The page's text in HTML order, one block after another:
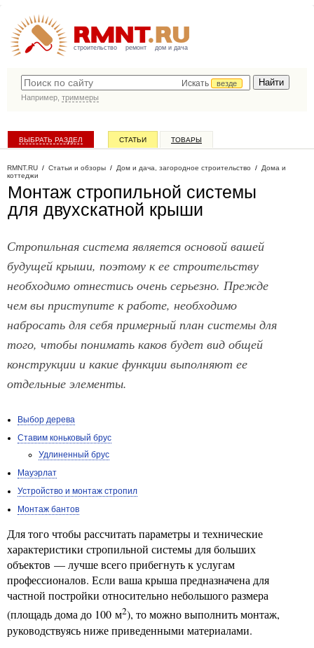
строительство ремонт дом и дача
Искать
везде
Например, триммеры
ВЫБРАТЬ РАЗДЕЛ СТАТЬИ ТОВАРЫ
RMNT.RU / Статьи и обзоры / Дом и дача, загородное строительство / Дома и
коттеджи
Монтаж стропильной системы
для двухскатной крыши
Стропильная система является основой вашей
будущей крыши, поэтому к ее строительству
необходимо отнестись очень серьезно. Прежде
чем вы приступите к работе, необходимо
набросать для себя примерный план системы для
того, чтобы понимать каков будет вид общей
конструкции и какие функции выполняют ее
отдельные элементы.
Выбор дерева
Ставим коньковый брус
Удлиненный брус
Мауэрлат
Устройство и монтаж стропил
Монтаж бантов
Для того чтобы рассчитать параметры и технические
характеристики стропильной системы для больших
объектов — лучше всего прибегнуть к услугам
профессионалов. Если ваша крыша предназначена для
частной постройки относительно небольшого размера
(площадь дома до 100 м2), то можно выполнить монтаж,
руководствуясь ниже приведенными материалами.